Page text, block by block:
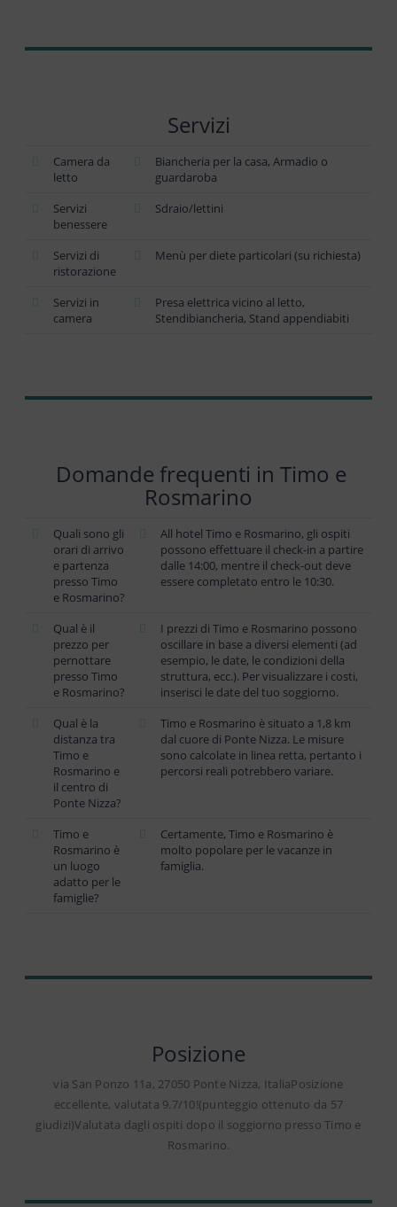
Servizi
Camera da
letto
Biancheria per la casa, Armadio o
guardaroba
Servizi
benessere
Sdraio/lettini
Servizi di
ristorazione
Menù per diete particolari (su richiesta)
Servizi in
camera
Presa elettrica vicino al letto,
Stendibiancheria, Stand appendiabiti
Domande frequenti in Timo e
Rosmarino
Quali sono gli
orari di arrivo
e partenza
presso Timo
e Rosmarino?
All hotel Timo e Rosmarino, gli ospiti
possono effettuare il check-in a partire
dalle 14:00, mentre il check-out deve
essere completato entro le 10:30.
Qual è il
prezzo per
pernottare
presso Timo
e Rosmarino?
I prezzi di Timo e Rosmarino possono
oscillare in base a diversi elementi (ad
esempio, le date, le condizioni della
struttura, ecc.). Per visualizzare i costi,
inserisci le date del tuo soggiorno.
Qual è la
distanza tra
Timo e
Rosmarino e
il centro di
Ponte Nizza?
Timo e Rosmarino è situato a 1,8 km
dal cuore di Ponte Nizza. Le misure
sono calcolate in linea retta, pertanto i
percorsi reali potrebbero variare.
Timo e
Rosmarino è
un luogo
adatto per le
famiglie?
Certamente, Timo e Rosmarino è
molto popolare per le vacanze in
famiglia.
Posizione
via San Ponzo 11a, 27050 Ponte Nizza, ItaliaPosizione
eccellente, valutata 9.7/10!(punteggio ottenuto da 57
giudizi)Valutata dagli ospiti dopo il soggiorno presso Timo e
Rosmarino.